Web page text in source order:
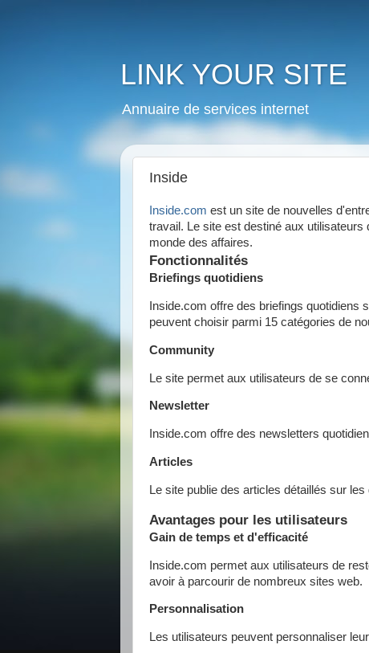
LINK YOUR SITE
Annuaire de services internet
Inside
Inside.com est un site de nouvelles
travail. Le site est destiné aux
monde des affaires.
Fonctionnalités
Briefings quotidiens
Inside.com offre des briefings
peuvent choisir parmi 15 catégories de
Community
Le site permet aux utilisateurs de se
Newsletter
Inside.com offre des newsletters
Articles
Le site publie des articles détaillés sur
Avantages pour les utilisateurs
Gain de temps et d'efficacité
Inside.com permet aux utilisateurs de
avoir à parcourir de nombreux sites web.
Personnalisation
Les utilisateurs peuvent personnaliser